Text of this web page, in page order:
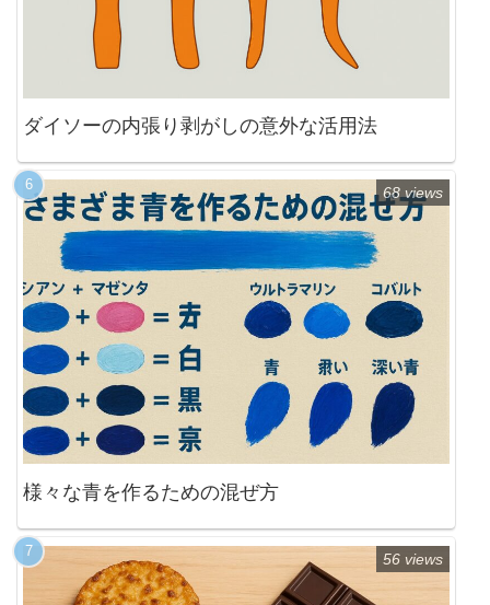
ダイソーの内張り剥がしの意外な活用法
様々な青を作るための混ぜ方
68 views
56 views